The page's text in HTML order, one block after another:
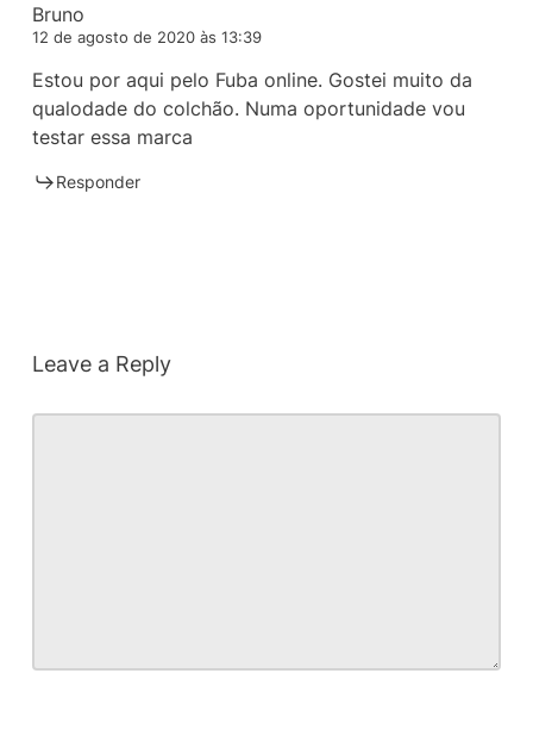
Bruno
12 de agosto de 2020 às 13:39
Estou por aqui pelo Fuba online. Gostei muito da
qualodade do colchão. Numa oportunidade vou
testar essa marca
Responder
Leave a Reply